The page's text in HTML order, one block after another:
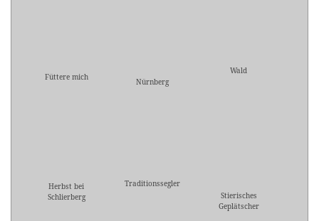
Füttere mich Nürnberg
Wald
Herbst bei
Schlierberg
Traditionssegler
Stierisches
Geplätscher